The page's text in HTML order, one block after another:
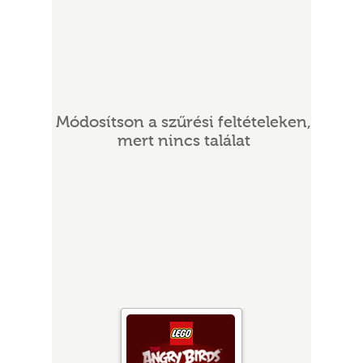
Módosítson a szűrési feltételeken,
mert nincs találat